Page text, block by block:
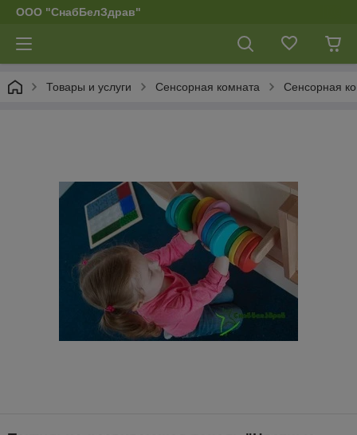
ООО "СнабБелЗдрав"
Товары и услуги Сенсорная комната Сенсорная